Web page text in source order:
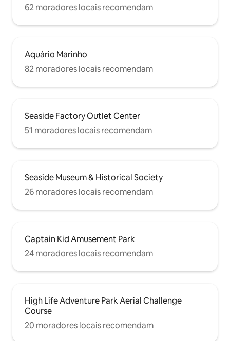
62 moradores locais recomendam
Aquário Marinho
82 moradores locais recomendam
Seaside Factory Outlet Center
51 moradores locais recomendam
Seaside Museum & Historical Society
26 moradores locais recomendam
Captain Kid Amusement Park
24 moradores locais recomendam
High Life Adventure Park Aerial Challenge
Course
20 moradores locais recomendam